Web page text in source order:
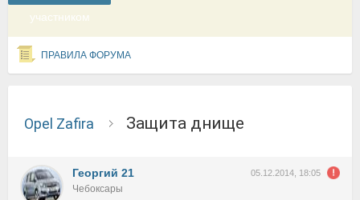
участником
ПРАВИЛА ФОРУМА
Opel Zafira защита днище
Георгий 21 05.12.2014, 18:05
Чебоксары